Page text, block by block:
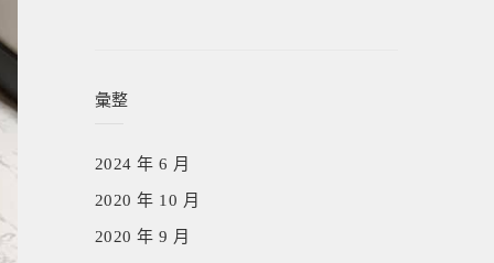
彙整
2024 年 6 月
2020 年 10 月
2020 年 9 月